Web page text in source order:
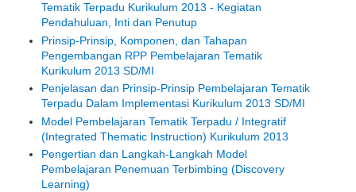
Tematik Terpadu Kurikulum 2013 - Kegiatan
Pendahuluan, Inti dan Penutup
Prinsip-Prinsip, Komponen, dan Tahapan
Pengembangan RPP Pembelajaran Tematik
Kurikulum 2013 SD/MI
Penjelasan dan Prinsip-Prinsip Pembelajaran Tematik
Terpadu Dalam Implementasi Kurikulum 2013 SD/MI
Model Pembelajaran Tematik Terpadu / Integratif
(Integrated Thematic Instruction) Kurikulum 2013
Pengertian dan Langkah-Langkah Model
Pembelajaran Penemuan Terbimbing (Discovery
Learning)